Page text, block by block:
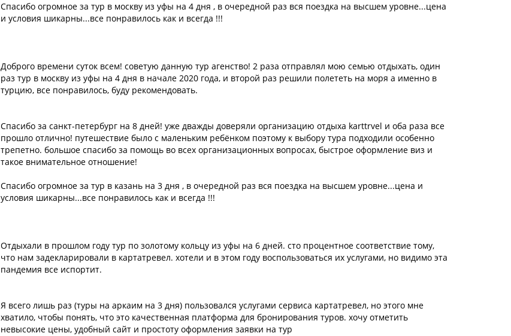
Спасибо огромное за тур в москву из уфы на 4 дня , в очередной раз вся поездка на высшем уровне...цена
и условия шикарны...все понравилось как и всегда !!!
Доброго времени суток всем! советую данную тур агенство! 2 раза отправлял мою семью отдыхать, один
раз тур в москву из уфы на 4 дня в начале 2020 года, и второй раз решили полететь на моря а именно в
турцию, все понравилось, буду рекомендовать.
Спасибо за санкт-петербург на 8 дней! уже дважды доверяли организацию отдыха karttrvel и оба раза все
прошло отлично! путешествие было с маленьким ребёнком поэтому к выбору тура подходили особенно
трепетно. большое спасибо за помощь во всех организационных вопросах, быстрое оформление виз и
такое внимательное отношение!
Спасибо огромное за тур в казань на 3 дня , в очередной раз вся поездка на высшем уровне...цена и
условия шикарны...все понравилось как и всегда !!!
Отдыхали в прошлом году тур по золотому кольцу из уфы на 6 дней. сто процентное соответствие тому,
что нам задекларировали в картатревел. хотели и в этом году воспользоваться их услугами, но видимо эта
пандемия все испортит.
Я всего лишь раз (туры на аркаим на 3 дня) пользовался услугами сервиса картатревел, но этого мне
хватило, чтобы понять, что это качественная платформа для бронирования туров. хочу отметить
невысокие цены, удобный сайт и простоту оформления заявки на тур